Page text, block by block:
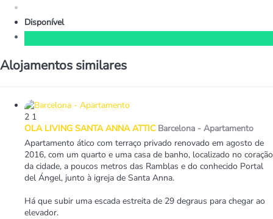
Disponível
Alojamentos similares
2 1
OLA LIVING SANTA ANNA ATTIC Barcelona - Apartamento
Apartamento ático com terraço privado renovado em agosto de
2016, com um quarto e uma casa de banho, localizado no coração
da cidade, a poucos metros das Ramblas e do conhecido Portal
del Ángel, junto à igreja de Santa Anna.
Há que subir uma escada estreita de 29 degraus para chegar ao
elevador.